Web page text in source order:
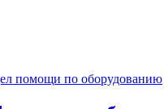
помощи по оборудованию